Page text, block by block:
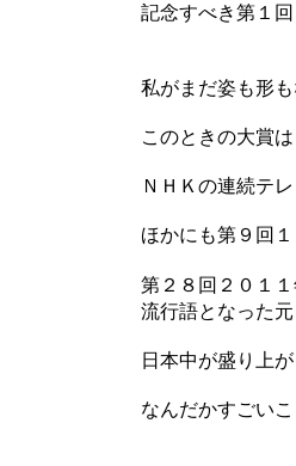
記念すべき第１回
私がまだ姿も形も
このときの大賞は
ＮＨＫの連続テ
ほかにも第９回１
第２８回２０１１
流行語となった元
日本中が盛り上が
なんだかすごいこ